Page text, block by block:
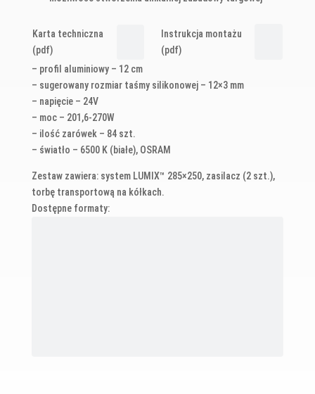
Karta techniczna
(pdf)
Instrukcja montażu
(pdf)
– profil aluminiowy – 12 cm
– sugerowany rozmiar taśmy silikonowej – 12×3 mm
– napięcie – 24V
– moc – 201,6-270W
– ilość zarówek – 84 szt.
– światło – 6500 K (białe), OSRAM
Zestaw zawiera: system LUMIX™ 285×250, zasilacz (2 szt.),
torbę transportową na kółkach.
Dostępne formaty: